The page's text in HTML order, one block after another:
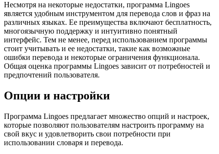
Несмотря на некоторые недостатки, программа Lingoes
является удобным инструментом для перевода слов и фраз на
различных языках. Ее преимущества включают бесплатность,
многоязычную поддержку и интуитивно понятный
интерфейс. Тем не менее, перед использованием программы
стоит учитывать и ее недостатки, такие как возможные
ошибки перевода и некоторые ограничения функционала.
Общая оценка программы Lingoes зависит от потребностей и
предпочтений пользователя.
Опции и настройки
Программа Lingoes предлагает множество опций и настроек,
которые позволяют пользователям настроить программу на
свой вкус и удовлетворить свои потребности при
использовании словаря и перевода.